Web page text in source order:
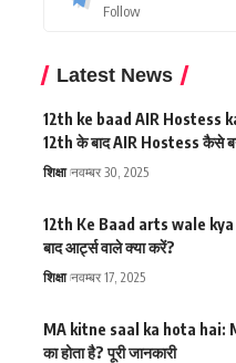
Follow
Latest News
12th ke baad AIR Hostess
12th के बाद AIR Hostess कैसे
शिक्षा नवम्बर 30, 2025
12th Ke Baad arts wale kya
बाद आर्ट्स वाले क्या करें?
शिक्षा नवम्बर 17, 2025
MA kitne saal ka hota hai:
का होता है? पूरी जानकारी